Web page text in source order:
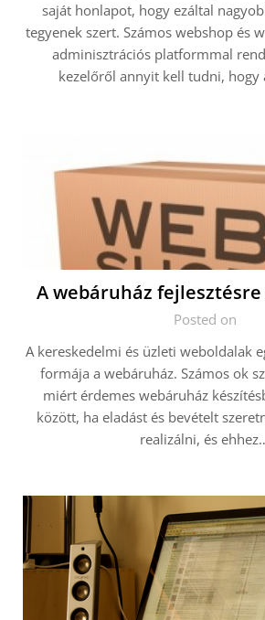
saját honlapot, hogy ezáltal
tegyenek szert. Számos webshop és
adminisztrációs platformmal
kezelőről annyit kell tudni, hogy
A webáruház fejlesztésre
Posted on
A kereskedelmi és üzleti weboldalak
formája a webáruház. Számos ok
miért érdemes webáruház
között, ha eladást és bevételt
realizálni, és